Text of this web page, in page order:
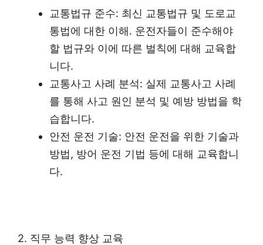
교통법규 준수: 최신 교통법규 및 도로교
통법에 대한 이해. 운전자들이 준수해야
할 법규와 이에 따른 벌칙에 대해 교육합
니다.
교통사고 사례 분석: 실제 교통사고 사례
를 통해 사고 원인 분석 및 예방 방법을 학
습합니다.
안전 운전 기술: 안전 운전을 위한 기술과
방법, 방어 운전 기법 등에 대해 교육합니
다.
2. 직무 능력 향상 교육